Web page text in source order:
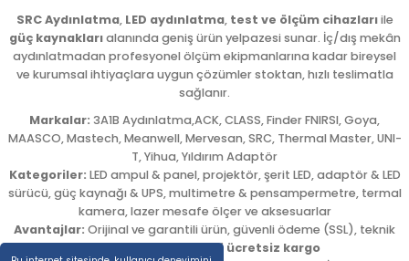
SRC Aydınlatma, LED aydınlatma, test ve ölçüm cihazlarıile
güç kaynaklarıalanında geniş ürün yelpazesi sunar. İç/dış mekân
aydınlatmadan profesyonel ölçüm ekipmanlarına kadar bireysel
ve kurumsal ihtiyaçlara uygun çözümler stoktan, hızlı teslimatla
sağlanır.
Markalar: 3A1B Aydınlatma,ACK, CLASS, Finder FNIRSI, Goya,
MAASCO, Mastech, Meanwell, Mervesan, SRC, Thermal Master, UNI-
T, Yihua, Yıldırım Adaptör
Kategoriler: LED ampul & panel, projektör, şerit LED, adaptör & LED
sürücü, güç kaynağı & UPS, multimetre & pensampermetre, termal
kamera, lazer mesafe ölçer ve aksesuarlar
Avantajlar: Orijinal ve garantili ürün, güvenli ödeme (SSL), teknik
destek,5.000 TL üzeri ücretsiz kargo